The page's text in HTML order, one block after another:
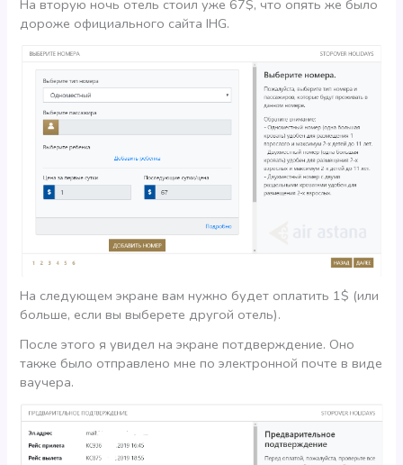
На вторую ночь отель стоил уже 67$, что опять же было
дороже официального сайта IHG.
На следующем экране вам нужно будет оплатить 1$ (или
больше, если вы выберете другой отель).
После этого я увидел на экране потдверждение. Оно
также было отправлено мне по электронной почте в виде
ваучера.